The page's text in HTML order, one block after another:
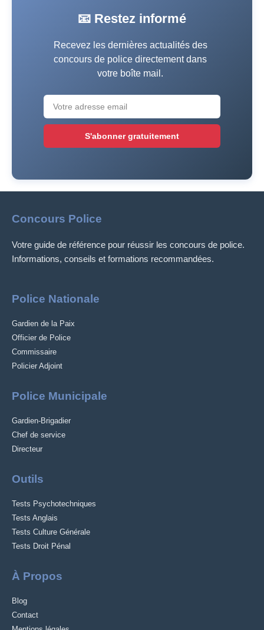
📧 Restez informé
Recevez les dernières actualités des
concours de police directement dans
votre boîte mail.
S'abonner gratuitement
Concours Police
Votre guide de référence pour réussir les concours de police.
Informations, conseils et formations recommandées.
Police Nationale
Gardien de la Paix
Officier de Police
Commissaire
Policier Adjoint
Police Municipale
Gardien-Brigadier
Chef de service
Directeur
Outils
Tests Psychotechniques
Tests Anglais
Tests Culture Générale
Tests Droit Pénal
À Propos
Blog
Contact